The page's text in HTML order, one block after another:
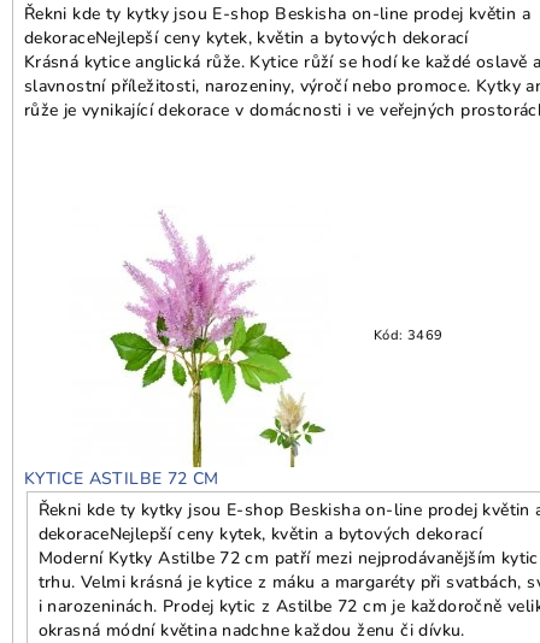
Řekni kde ty kytky jsou E-shop Beskisha on-line prodej květin a
dekoraceNejlepší ceny kytek, květin a bytových dekorací
Krásná kytice anglická růže. Kytice růží se hodí ke každé oslavě
slavnostní příležitosti, narozeniny, výročí nebo promoce. Kytky
růže je vynikající dekorace v domácnosti i ve veřejných
Kód: 3469
KYTICE ASTILBE 72 CM
Řekni kde ty kytky jsou E-shop Beskisha on-line prodej květin
dekoraceNejlepší ceny kytek, květin a bytových dekorací
Moderní Kytky Astilbe 72 cm patří mezi nejprodávanějším
trhu. Velmi krásná je kytice z máku a margaréty při svatbách,
i narozeninách. Prodej kytic z Astilbe 72 cm je každoročně
okrasná módní květina nadchne každou ženu či dívku.